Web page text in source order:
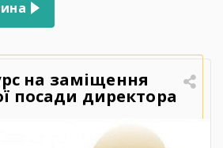
на заміщення
посади директора
навчального
«Ярмолинецький